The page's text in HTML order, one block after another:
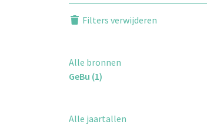
Filters verwijderen
Alle bronnen
GeBu (1)
Alle jaartallen